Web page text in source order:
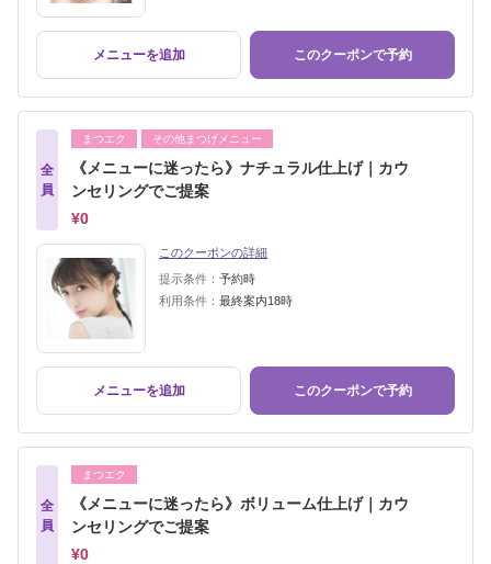
メニューを追加 このクーポンで予約
全
員
まつエク その他まつげメニュー
《メニューに迷ったら》ナチュラル仕上げ｜カウ
ンセリングでご提案
¥0
このクーポンの詳細
提示条件： 予約時
利用条件： 最終案内18時
メニューを追加 このクーポンで予約
全
員
まつエク
《メニューに迷ったら》ボリューム仕上げ｜カウ
ンセリングでご提案
¥0